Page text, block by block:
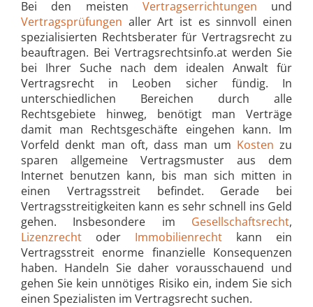
Bei den meisten Vertragserrichtungen und
Vertragsprüfungen aller Art ist es sinnvoll einen
spezialisierten Rechtsberater für Vertragsrecht zu
beauftragen. Bei Vertragsrechtsinfo.at werden Sie
bei Ihrer Suche nach dem idealen Anwalt für
Vertragsrecht in Leoben sicher fündig. In
unterschiedlichen Bereichen durch alle
Rechtsgebiete hinweg, benötigt man Verträge
damit man Rechtsgeschäfte eingehen kann. Im
Vorfeld denkt man oft, dass man um Kosten zu
sparen allgemeine Vertragsmuster aus dem
Internet benutzen kann, bis man sich mitten in
einen Vertragsstreit befindet. Gerade bei
Vertragsstreitigkeiten kann es sehr schnell ins Geld
gehen. Insbesondere im Gesellschaftsrecht,
Lizenzrecht oder Immobilienrecht kann ein
Vertragsstreit enorme finanzielle Konsequenzen
haben. Handeln Sie daher vorausschauend und
gehen Sie kein unnötiges Risiko ein, indem Sie sich
einen Spezialisten im Vertragsrecht suchen.